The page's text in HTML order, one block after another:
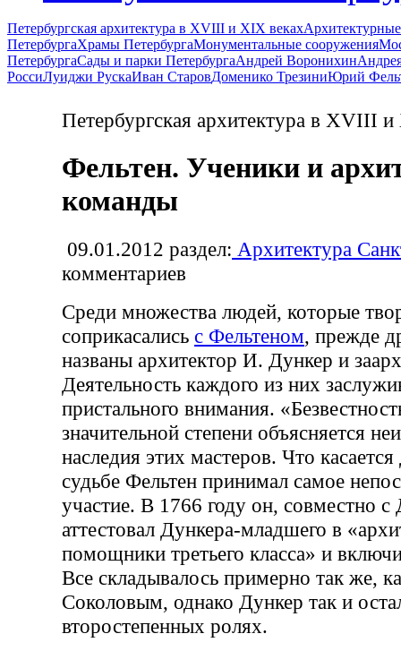
Петербургская архитектура в XVIII и XIX веках
ПетербургаХрамы ПетербургаМонументальные сооружения
ПетербургаСады и парки ПетербургаАндрей Воронихин
РоссиЛуиджи РускаИван СтаровДоменико ТрезиниЮрий
Петербургская архитектура в XVIII
Фельтен. Ученики и
команды
09.01.2012 раздел: Архитектура
комментариев
Среди множества людей, которые
соприкасались с Фельтеном, прежде
названы архитектор И. Дункер и
Деятельность каждого из них
пристального внимания.
значительной степени объясняется
наследия этих мастеров. Что
судьбе Фельтен принимал самое
участие. В 1766 году он, совместно
аттестовал Дункера-младшего в
помощники третьего класса» и
Все складывалось примерно так же,
Соколовым, однако Дункер так и
второстепенных ролях.